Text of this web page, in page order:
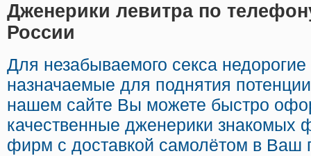
Дженерики левитра по
России
Для незабываемого секса недорогие
назначаемые для поднятия
нашем сайте Вы можете быстро
качественные дженерики знакомых
фирм с доставкой самолётом в Ваш